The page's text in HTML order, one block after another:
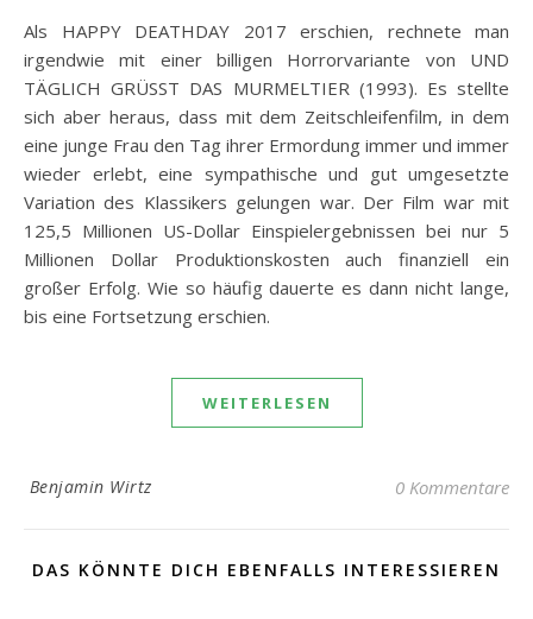
Als HAPPY DEATHDAY 2017 erschien, rechnete man
irgendwie mit einer billigen Horrorvariante von UND
TÄGLICH GRÜSST DAS MURMELTIER (1993). Es stellte
sich aber heraus, dass mit dem Zeitschleifenfilm, in dem
eine junge Frau den Tag ihrer Ermordung immer und immer
wieder erlebt, eine sympathische und gut umgesetzte
Variation des Klassikers gelungen war. Der Film war mit
125,5 Millionen US-Dollar Einspielergebnissen bei nur 5
Millionen Dollar Produktionskosten auch finanziell ein
großer Erfolg. Wie so häufig dauerte es dann nicht lange,
bis eine Fortsetzung erschien.
WEITERLESEN
Benjamin Wirtz 0 Kommentare
DAS KÖNNTE DICH EBENFALLS INTERESSIEREN